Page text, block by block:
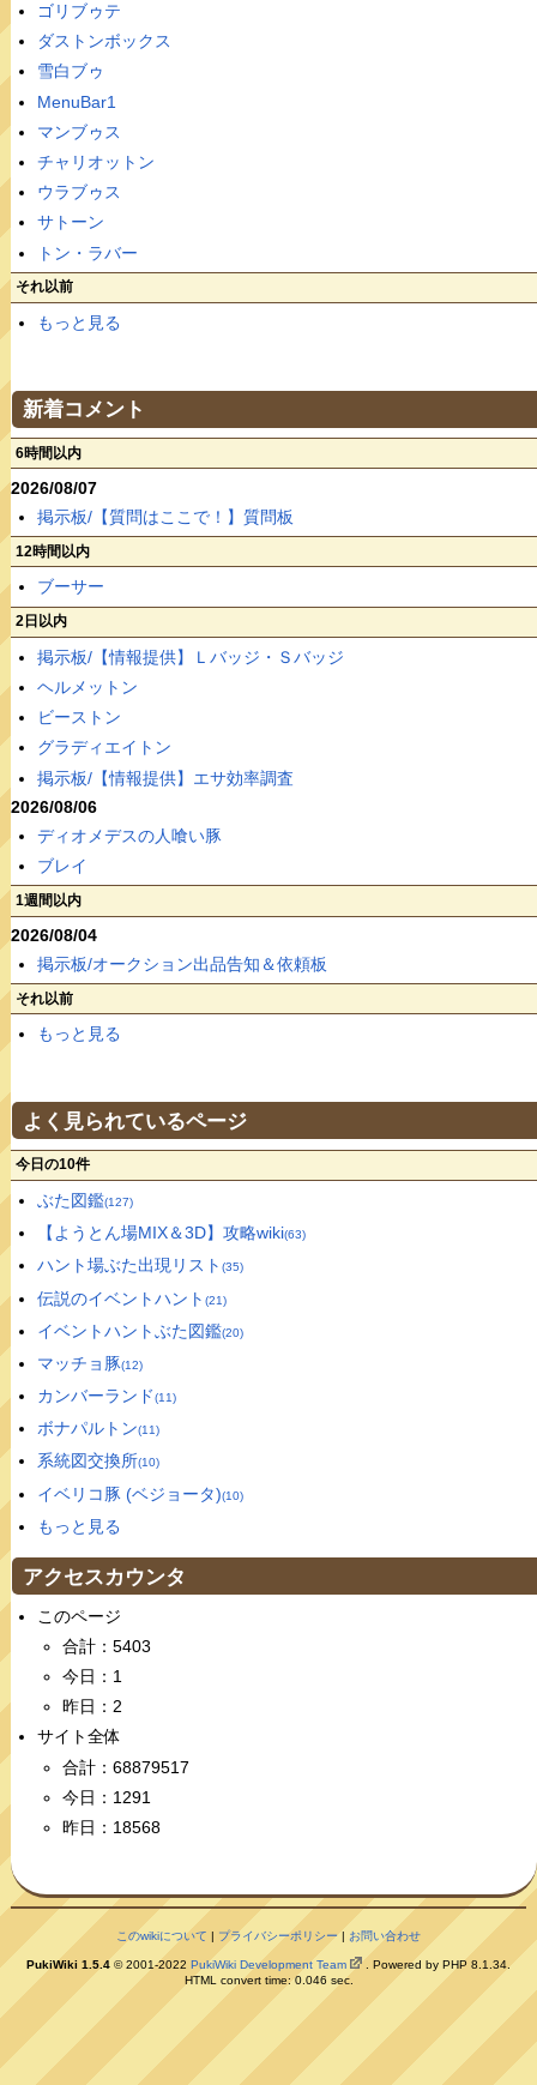
ゴリブゥテ
ダストンボックス
雪白ブゥ
MenuBar1
マンブゥス
チャリオットン
ウラブゥス
サトーン
トン・ラバー
それ以前
もっと見る
新着コメント
6時間以内
2026/08/07
掲示板/【質問はここで！】質問板
12時間以内
ブーサー
2日以内
掲示板/【情報提供】Ｌバッジ・Ｓバッジ
ヘルメットン
ビーストン
グラディエイトン
掲示板/【情報提供】エサ効率調査
2026/08/06
ディオメデスの人喰い豚
ブレイ
1週間以内
2026/08/04
掲示板/オークション出品告知＆依頼板
それ以前
もっと見る
よく見られているページ
今日の10件
ぶた図鑑(127)
【ようとん場MIX＆3D】攻略wiki(63)
ハント場ぶた出現リスト (35)
伝説のイベントハント (21)
イベントハントぶた図鑑(20)
マッチョ豚(12)
カンバーランド(11)
ボナパルトン(11)
系統図交換所(10)
イベリコ豚 (ベジョータ)(10)
もっと見る
アクセスカウンタ
このページ
合計：5403
今日：1
昨日：2
サイト全体
合計：68879517
今日：1291
昨日：18568
このwikiについて | プライバシーポリシー| お問い合わせ
PukiWiki 1.5.4 © 2001-2022 PukiWiki Development Team
. Powered by PHP 8.1.34.
HTML convert time: 0.046 sec.